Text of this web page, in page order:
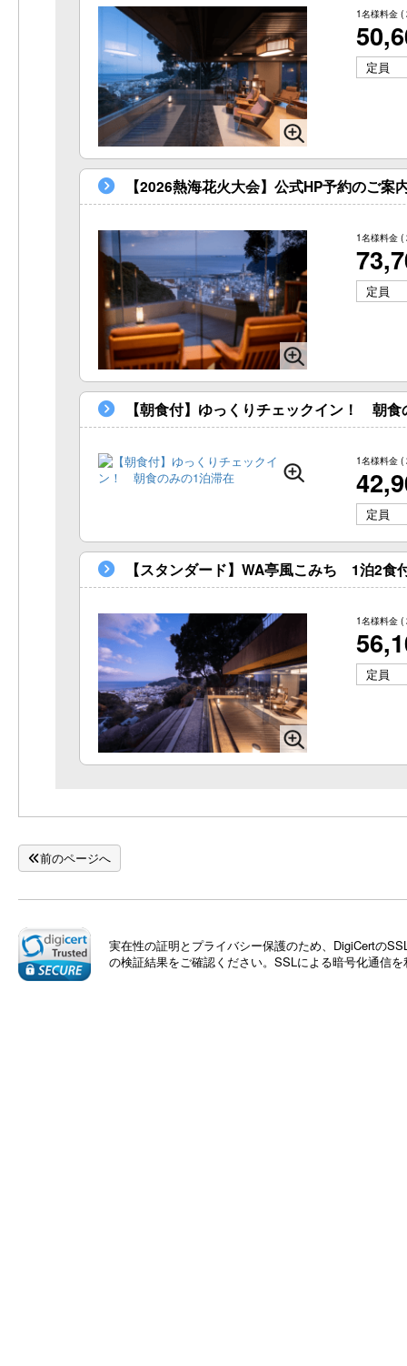
1名様料金 (
定員
【2026熱海花火大会】公式HP予約のご案
1名様料金 (
定員
【朝食付】ゆっくりチェックイン！ 朝食
1名様料金 (
定員
【スタンダード】WA亭風こみち 1泊2食
1名様料金 (
定員
前のページへ
実在性の証明とプライバシー保護のため、DigiCertの
の検証結果をご確認ください。SSLによる暗号化通信